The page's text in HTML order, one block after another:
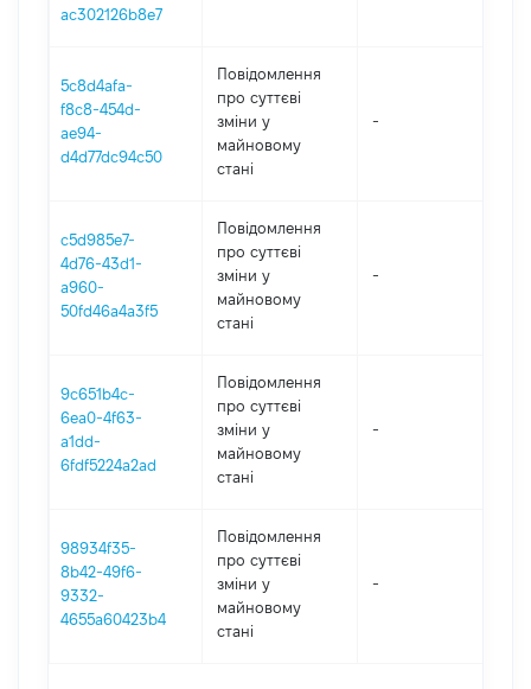
ac302126b8e7
5c8d4afa-
f8c8-454d-
ae94-
d4d77dc94c50
Повідомлення
про суттєві
зміни y
майновому
стані
-
c5d985e7-
4d76-43d1-
a960-
50fd46a4a3f5
Повідомлення
про суттєві
зміни y
майновому
стані
-
9c651b4c-
6ea0-4f63-
a1dd-
6fdf5224a2ad
Повідомлення
про суттєві
зміни y
майновому
стані
-
98934f35-
8b42-49f6-
9332-
4655a60423b4
Повідомлення
про суттєві
зміни y
майновому
стані
-